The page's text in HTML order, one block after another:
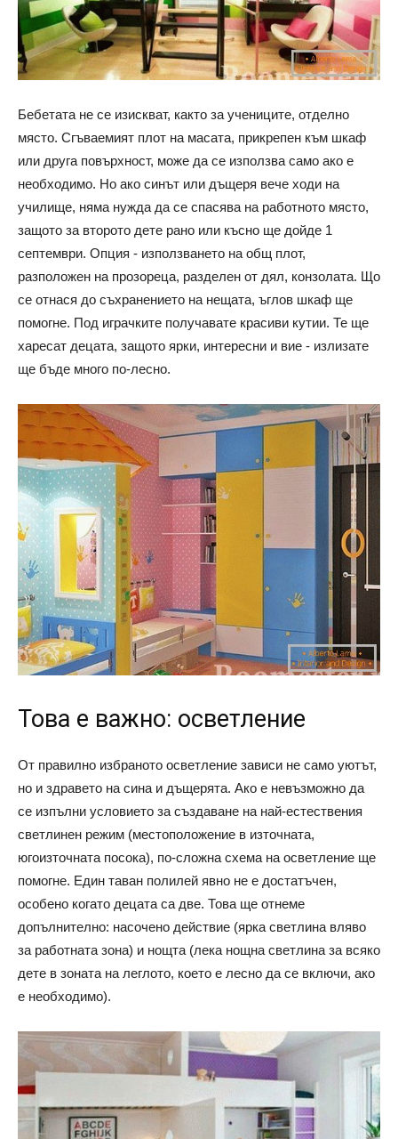
Бебетата не се изискват, както за учениците, отделно
място. Сгъваемият плот на масата, прикрепен към шкаф
или друга повърхност, може да се използва само ако е
необходимо. Но ако синът или дъщеря вече ходи на
училище, няма нужда да се спасява на работното място,
защото за второто дете рано или късно ще дойде 1
септември. Опция - използването на общ плот,
разположен на прозореца, разделен от дял, конзолата. Що
се отнася до съхранението на нещата, ъглов шкаф ще
помогне. Под играчките получавате красиви кутии. Те ще
харесат децата, защото ярки, интересни и вие - излизате
ще бъде много по-лесно.
Това е важно: осветление
От правилно избраното осветление зависи не само уютът,
но и здравето на сина и дъщерята. Ако е невъзможно да
се изпълни условието за създаване на най-естествения
светлинен режим (местоположение в източната,
югоизточната посока), по-сложна схема на осветление ще
помогне. Един таван полилей явно не е достатъчен,
особено когато децата са две. Това ще отнеме
допълнително: насочено действие (ярка светлина вляво
за работната зона) и нощта (лека нощна светлина за всяко
дете в зоната на леглото, което е лесно да се включи, ако
е необходимо).